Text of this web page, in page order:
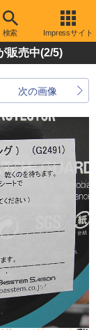
検索 Impressサイト
販売中(2/5)
次の画像